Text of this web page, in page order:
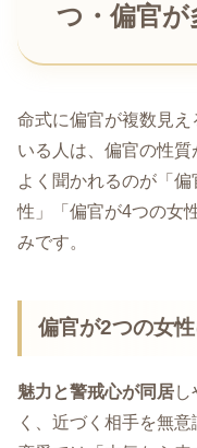
つ・偏官が
命式に偏官が複数見
いる人は、偏官の性質
よく聞かれるのが「
性」「偏官が4つの女
みです。
偏官が2つの女
魅力と警戒心が同居
く、近づく相手を無